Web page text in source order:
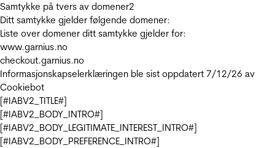
Samtykke på tvers av domener2
Ditt samtykke gjelder følgende domener:
Liste over domener ditt samtykke gjelder for:
www.garnius.no
checkout.garnius.no
Informasjonskapselerklæringen ble sist oppdatert 7/12/26 av
Cookiebot
[#IABV2_TITLE#]
[#IABV2_BODY_INTRO#]
[#IABV2_BODY_LEGITIMATE_INTEREST_INTRO#]
[#IABV2_BODY_PREFERENCE_INTRO#]